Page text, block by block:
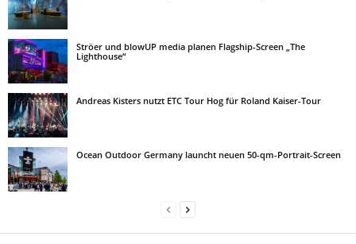
Ströer und blowUP media planen Flagship-Screen „The
Lighthouse“
Andreas Kisters nutzt ETC Tour Hog für Roland Kaiser-Tour
Ocean Outdoor Germany launcht neuen 50-qm-Portrait-Screen